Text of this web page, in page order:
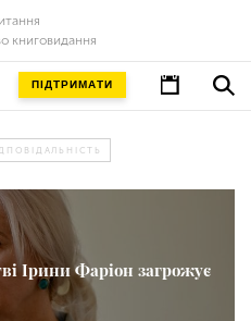
книговидання
ПІДТРИМАТИ
Ірини Фаріон загрожує